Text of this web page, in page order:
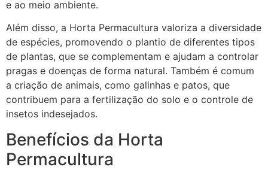
e ao meio ambiente.
Além disso, a Horta Permacultura valoriza a diversidade
de espécies, promovendo o plantio de diferentes tipos
de plantas, que se complementam e ajudam a controlar
pragas e doenças de forma natural. Também é comum
a criação de animais, como galinhas e patos, que
contribuem para a fertilização do solo e o controle de
insetos indesejados.
Benefícios da Horta
Permacultura